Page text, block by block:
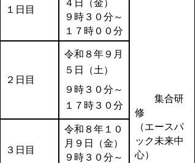
１日目
４日（金）
９時３０分～
１７時００分
集合研
修
（エースパ
ック未来中
心）
２日目
令和８年９月
５日（土）
９時３０分～
１７時３０分
３日目
令和８年１０
月９日（金）
９時３０分～